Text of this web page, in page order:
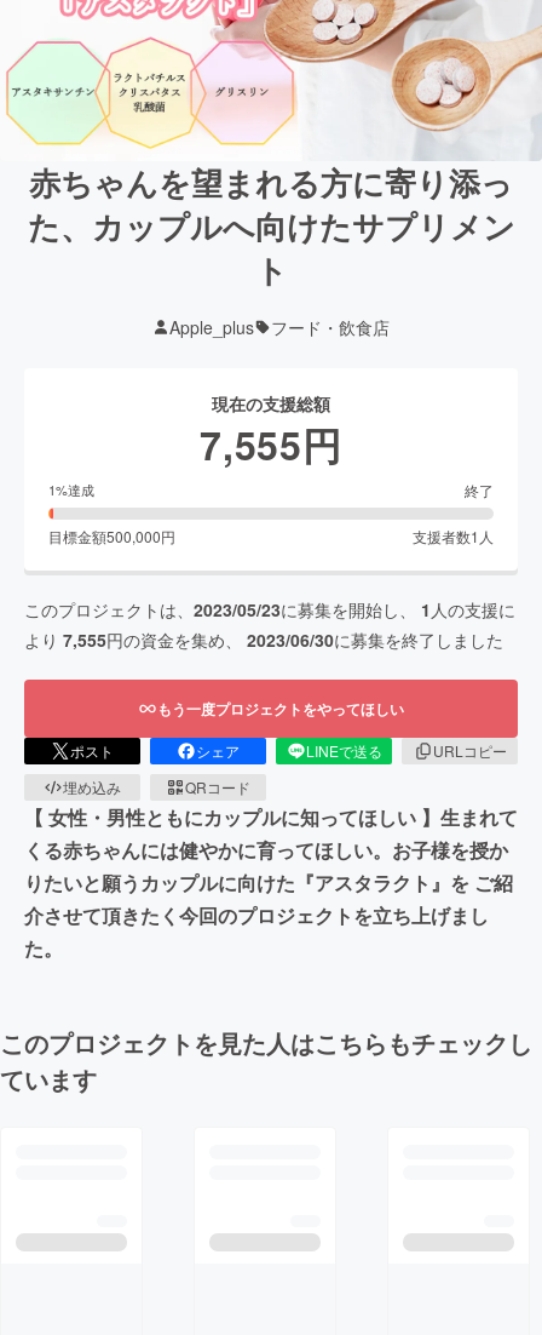
赤ちゃんを望まれる方に寄り添っ
た、カップルへ向けたサプリメン
ト
Apple_plus フード・飲食店
現在の支援総額
7,555円
1%達成 終了
目標金額500,000円 支援者数1 人
このプロジェクトは、 2023/05/23に募集を開始し、 1 人の支援に
より 7,555円の資金を集め、 2023/06/30に募集を終了しました
もう一度プロジェクトをやってほしい
ポスト シェア LINEで送る
URLコピー
埋め込み
QRコード
【 女性・男性ともにカップルに知ってほしい 】生まれて
くる赤ちゃんには健やかに育ってほしい。お子様を授か
りたいと願うカップルに向けた『アスタラクト』を ご紹
介させて頂きたく今回のプロジェクトを立ち上げまし
た。
このプロジェクトを見た人はこちらもチェックし
ています